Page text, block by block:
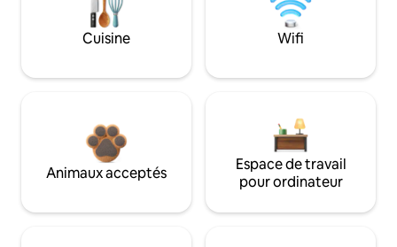
Cuisine Wifi
Animaux acceptés
Espace de travail
pour ordinateur